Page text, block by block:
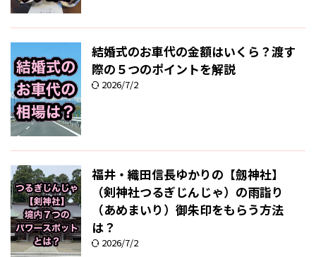
結婚式のお車代の金額はいくら？渡す
際の５つのポイントを解説
2026/7/2
福井・織田信長ゆかりの【劔神社】
（剣神社つるぎじんじゃ）の雨詣り
（あめまいり）御朱印をもらう方法
は？
2026/7/2